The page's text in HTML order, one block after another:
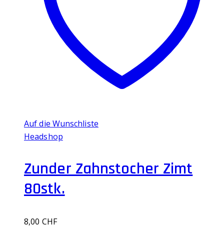
Auf die Wunschliste
Headshop
Zunder Zahnstocher Zimt
80stk.
8,00 CHF